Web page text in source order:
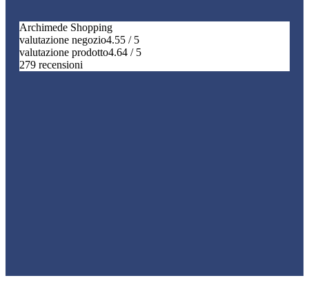
Archimede Shopping
valutazione negozio4.55 / 5
valutazione prodotto4.64 / 5
279 recensioni